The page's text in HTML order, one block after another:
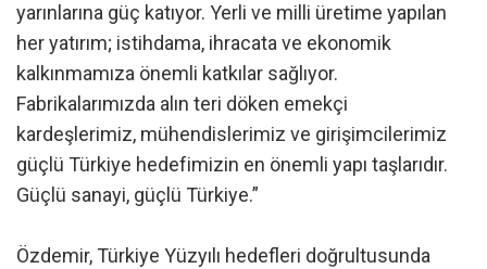
yarınlarına güç katıyor. Yerli ve milli üretime yapılan
her yatırım; istihdama, ihracata ve ekonomik
kalkınmamıza önemli katkılar sağlıyor.
Fabrikalarımızda alın teri döken emekçi
kardeşlerimiz, mühendislerimiz ve girişimcilerimiz
güçlü Türkiye hedefimizin en önemli yapı taşlarıdır.
Güçlü sanayi, güçlü Türkiye.”
Özdemir, Türkiye Yüzyılı hedefleri doğrultusunda